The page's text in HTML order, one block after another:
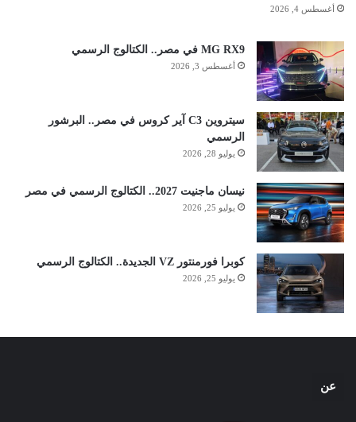
أغسطس 4, 2026
MG RX9 في مصر.. الكتالوج الرسمي
أغسطس 3, 2026
سيتروين C3 آير كروس في مصر.. البرشور
الرسمي
يوليو 28, 2026
نيسان ماجنيت 2027.. الكتالوج الرسمي في مصر
يوليو 25, 2026
كوبرا فورمنتور VZ الجديدة.. الكتالوج الرسمي
يوليو 25, 2026
عن